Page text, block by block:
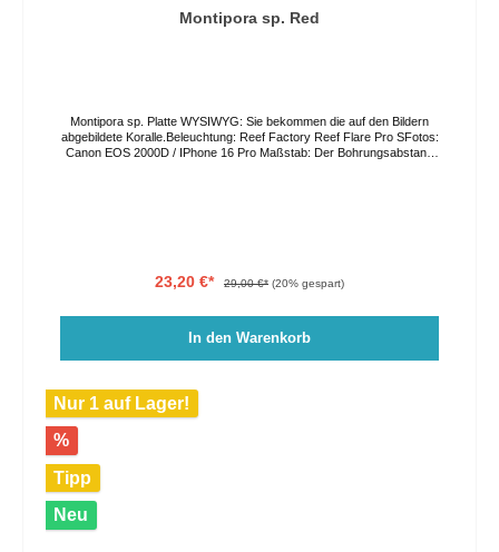
Montipora sp. Red
Montipora sp. Platte WYSIWYG: Sie bekommen die auf den Bildern
abgebildete Koralle.Beleuchtung: Reef Factory Reef Flare Pro SFotos:
Canon EOS 2000D / IPhone 16 Pro Maßstab: Der Bohrungsabstand
23,20 €* 29,00 €* (20% gespart)
In den Warenkorb
Nur 1 auf Lager!
%
Tipp
Neu